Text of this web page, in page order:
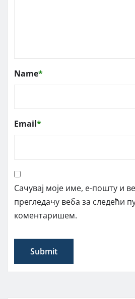
Name*
Email*
Сачувај моје име, е-пошту и
прегледачу веба за следећи
коментаришем.